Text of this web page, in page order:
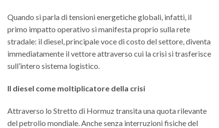
Quando si parla di tensioni energetiche globali, infatti, il
primo impatto operativo si manifesta proprio sulla rete
stradale: il diesel, principale voce di costo del settore, diventa
immediatamente il vettore attraverso cui la crisi si trasferisce
sull’intero sistema logistico.
Il diesel come moltiplicatore della crisi
Attraverso lo Stretto di Hormuz transita una quota rilevante
del petrolio mondiale. Anche senza interruzioni fisiche del